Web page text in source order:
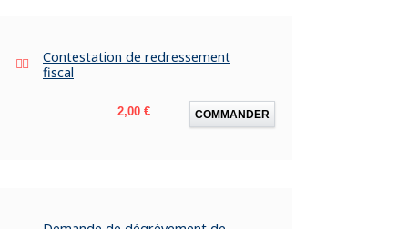
Contestation de redressement
fiscal
Prix
2,00 € COMMANDER